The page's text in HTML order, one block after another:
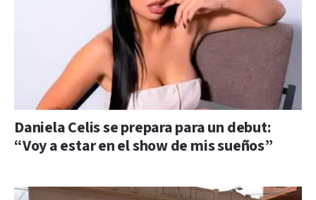
Daniela Celis se prepara para un debut:
“Voy a estar en el show de mis sueños”